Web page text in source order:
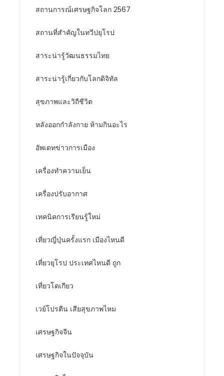
สถานการณ์เศรษฐกิจโลก 2567
สถานที่สำคัญในทวีปยุโรป
สาระน่ารู้วัฒนธรรมไทย
สาระน่ารู้เกี่ยวกับโลกดิจิทัล
สุขภาพและวิถีชีวิต
หลังออกกําลังกาย ห้ามกินอะไร
อัพเดทข่าวการเมือง
เครื่องทำความเย็น
เครื่องปรับอากาศ
เทคนิคการเรียนรู้ใหม่
เที่ยวญี่ปุ่นครั้งแรก เมืองไหนดี
เที่ยวยุโรป ประเทศไหนดี ถูก
เที่ยวโตเกียว
เวย์โปรตีน เสียสุขภาพไหม
เศรษฐกิจจีน
เศรษฐกิจในปัจจุบัน